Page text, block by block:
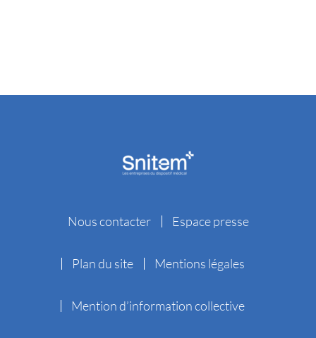
Nous contacter Espace presse
Plan du site Mentions légales
Mention d’information collective